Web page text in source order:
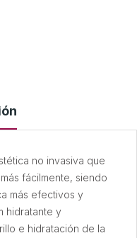
no invasiva que
fácilmente, siendo
más efectivos y
hidratante y
e hidratación de la